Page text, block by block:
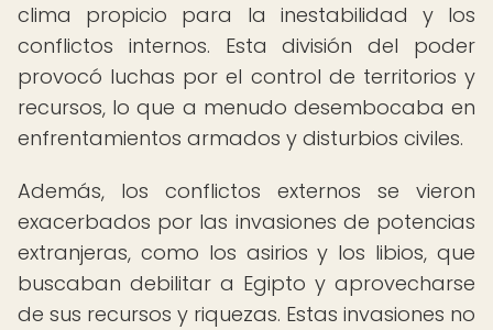
clima propicio para la inestabilidad y los
conflictos internos. Esta división del poder
provocó luchas por el control de territorios y
recursos, lo que a menudo desembocaba en
enfrentamientos armados y disturbios civiles.
Además, los conflictos externos se vieron
exacerbados por las invasiones de potencias
extranjeras, como los asirios y los libios, que
buscaban debilitar a Egipto y aprovecharse
de sus recursos y riquezas. Estas invasiones no